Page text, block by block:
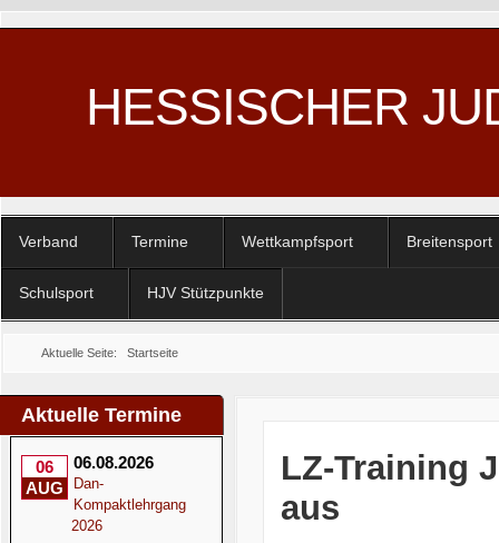
HESSISCHER
Verband Termine Wettkampfsport Breitensport
Schulsport HJV Stützpunkte
Aktuelle Seite: Startseite
Aktuelle Termine
06
AUG
06.08.2026
Dan-
Kompaktlehrgang
2026
LZ-Training
aus